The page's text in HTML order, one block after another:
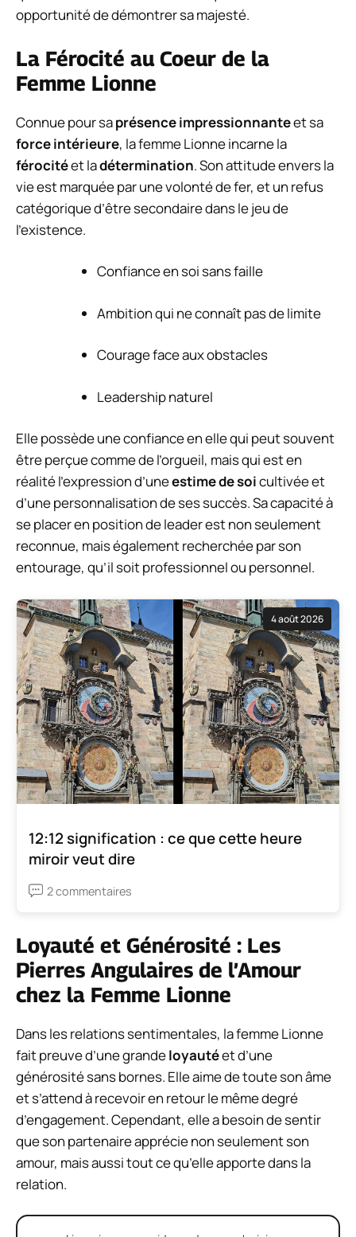
opportunité de démontrer sa majesté.
La Férocité au Coeur de la
Femme Lionne
Connue pour saprésence impressionnanteet sa
force intérieure, la femme Lionne incarne la
férocitéet ladétermination. Son attitude envers la
vie est marquée par une volonté de fer, et un refus
catégorique d’être secondaire dans le jeu de
l’existence.
Confiance en soi sans faille
Ambition qui ne connaît pas de limite
Courage face aux obstacles
Leadership naturel
Elle possède une confiance en elle qui peut souvent
être perçue comme de l’orgueil, mais qui est en
réalité l’expression d’uneestime de soicultivée et
d’une personnalisation de ses succès. Sa capacité à
se placer en position de leader est non seulement
reconnue, mais également recherchée par son
entourage, qu’il soit professionnel ou personnel.
4 août 2026
12:12 signification : ce que cette heure
miroir veut dire
2 commentaires
Loyauté et Générosité : Les
Pierres Angulaires de l’Amour
chez la Femme Lionne
Dans les relations sentimentales, la femme Lionne
fait preuve d’une grandeloyautéet d’une
générosité sans bornes. Elle aime de toute son âme
et s’attend à recevoir en retour le même degré
d’engagement. Cependant, elle a besoin de sentir
que son partenaire apprécie non seulement son
amour, mais aussi tout ce qu’elle apporte dans la
relation.